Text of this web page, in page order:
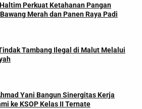
Perkuat Ketahanan Pangan
Merah dan Panen Raya Padi
Tambang Ilegal di Malut Melalui
Yani Bangun Sinergitas Kerja
ke KSOP Kelas II Ternate